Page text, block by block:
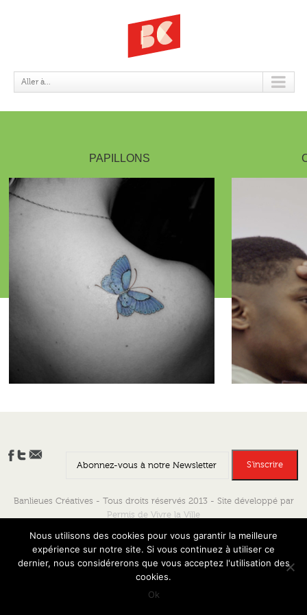
Aller à...
PAPILLONS
Banlieues Créatives - Tous droits réservés 2013 - Site développé par
Permis de Vivre la Ville
Nous utilisons des cookies pour vous garantir la meilleure
expérience sur notre site. Si vous continuez à utiliser ce
dernier, nous considérerons que vous acceptez l'utilisation des
cookies.
Ok